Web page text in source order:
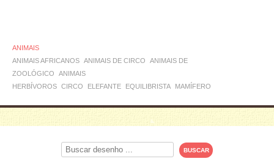
ANIMAIS
ANIMAIS AFRICANOS ANIMAIS DE CIRCO
ANIMAIS DE
ZOOLÓGICO
ANIMAIS
HERBÍVOROS CIRCO ELEFANTE EQUILIBRISTA MAMÍFERO
Procurar